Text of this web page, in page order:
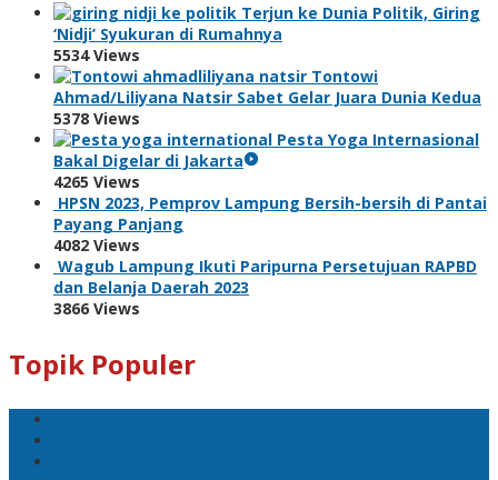
Terjun ke Dunia Politik, Giring
‘Nidji’ Syukuran di Rumahnya
5534 Views
Tontowi
Ahmad/Liliyana Natsir Sabet Gelar Juara Dunia Kedua
5378 Views
Pesta Yoga Internasional
Bakal Digelar di Jakarta
4265 Views
HPSN 2023, Pemprov Lampung Bersih-bersih di Pantai
Payang Panjang
4082 Views
Wagub Lampung Ikuti Paripurna Persetujuan RAPBD
dan Belanja Daerah 2023
3866 Views
Topik Populer